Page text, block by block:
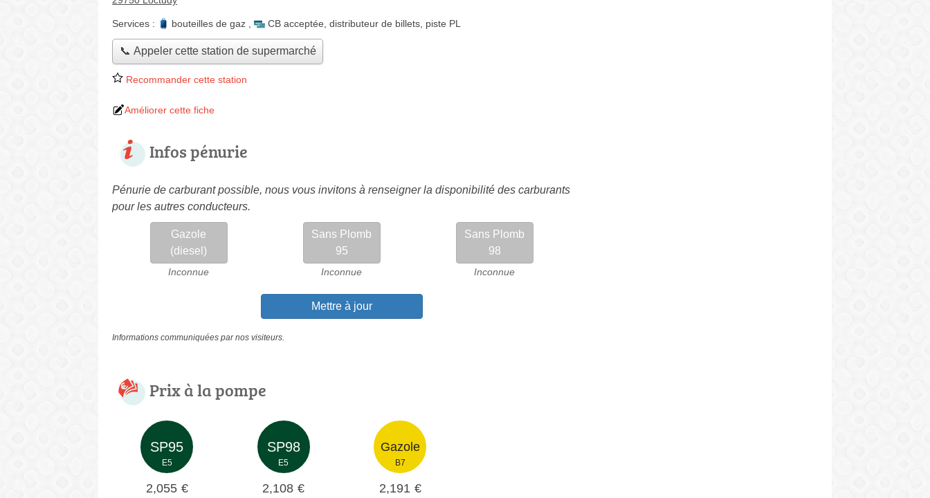
Services : bouteilles de gaz CB acceptée distributeur de billets piste PL
📞 Appeler cette station de supermarché
Recommander cette station
Améliorer cette fiche
Infos pénurie
Pénurie de carburant possible, nous vous invitons à renseigner la disponibilité des carburants
pour les autres conducteurs.
Gazole
(diesel)
Inconnue
Sans Plomb
95
Inconnue
Sans Plomb
98
Inconnue
Mettre à jour
Informations communiquées par nos visiteurs.
Prix à la pompe
SP95
E5
2,055 €
SP98
E5
2,108 €
Gazole
B7
2,191 €